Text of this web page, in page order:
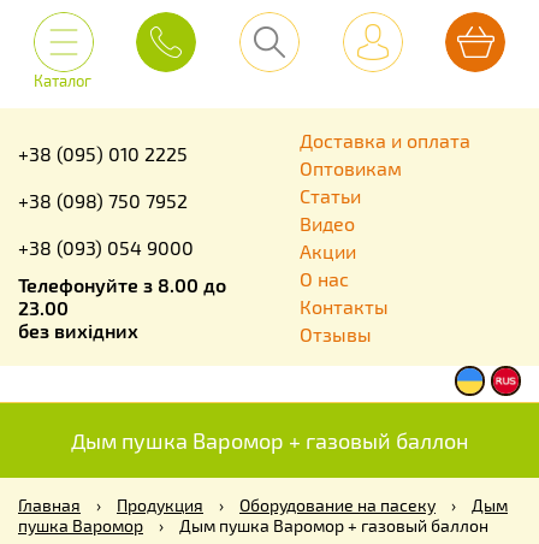
Каталог
+38 (095) 010 2225
+38 (098) 750 7952
+38 (093) 054 9000
Телефонуйте з 8.00 до
23.00
без вихідних
Доставка и оплата
Оптовикам
Статьи
Видео
Акции
О нас
Контакты
Отзывы
Дым пушка Варомор + газовый баллон
Главная › Продукция › Оборудование на пасеку ›
Дым
пушка Варомор
› Дым пушка Варомор + газовый баллон